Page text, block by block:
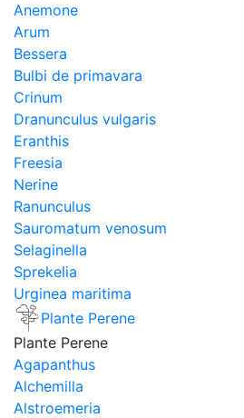
Anemone
Arum
Bessera
Bulbi de primavara
Crinum
Dranunculus vulgaris
Eranthis
Freesiа
Nerine
Ranunculus
Sauromatum venosum
Selaginella
Sprekelia
Urginea maritima
Plante Perene
Plante Perene
Agapanthus
Alchemilla
Alstroemeria